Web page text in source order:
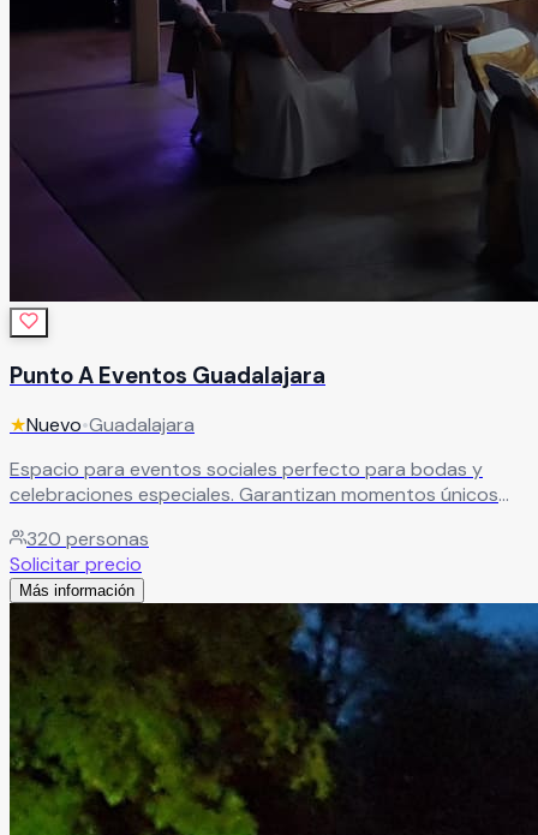
Punto A Eventos Guadalajara
★Nuevo•Guadalajara
Espacio para eventos sociales perfecto para bodas y
celebraciones especiales. Garantizan momentos únicos
para siempre.Leer más
320 personas
Solicitar precio
Más información